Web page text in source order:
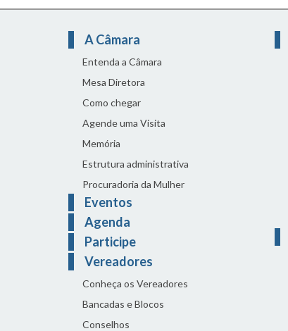
A Câmara
Entenda a Câmara
Mesa Diretora
Como chegar
Agende uma Visita
Memória
Estrutura administrativa
Procuradoria da Mulher
Eventos
Agenda
Participe
Vereadores
Conheça os Vereadores
Bancadas e Blocos
Conselhos